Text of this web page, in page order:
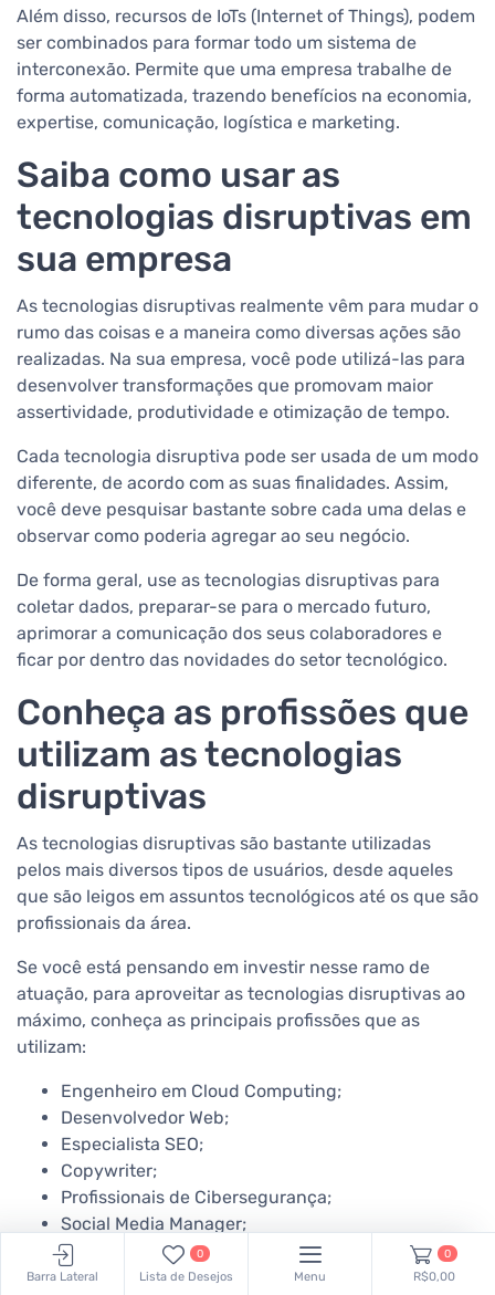
Além disso, recursos de IoTs (Internet of Things), podem
ser combinados para formar todo um sistema de
interconexão. Permite que uma empresa trabalhe de
forma automatizada, trazendo benefícios na economia,
expertise, comunicação, logística e marketing.
Saiba como usar as
tecnologias disruptivas em
sua empresa
As tecnologias disruptivas realmente vêm para mudar o
rumo das coisas e a maneira como diversas ações são
realizadas. Na sua empresa, você pode utilizá-las para
desenvolver transformações que promovam maior
assertividade, produtividade e otimização de tempo.
Cada tecnologia disruptiva pode ser usada de um modo
diferente, de acordo com as suas finalidades. Assim,
você deve pesquisar bastante sobre cada uma delas e
observar como poderia agregar ao seu negócio.
De forma geral, use as tecnologias disruptivas para
coletar dados, preparar-se para o mercado futuro,
aprimorar a comunicação dos seus colaboradores e
ficar por dentro das novidades do setor tecnológico.
Conheça as profissões que
utilizam as tecnologias
disruptivas
As tecnologias disruptivas são bastante utilizadas
pelos mais diversos tipos de usuários, desde aqueles
que são leigos em assuntos tecnológicos até os que são
profissionais da área.
Se você está pensando em investir nesse ramo de
atuação, para aproveitar as tecnologias disruptivas ao
máximo, conheça as principais profissões que as
utilizam:
Engenheiro em Cloud Computing;
Desenvolvedor Web;
Especialista SEO;
Copywriter;
Profissionais de Cibersegurança;
Social Media Manager;
Analista de Business Intelligence;
Engenheiro de Inteligência Artificial.
Barra Lateral
0
Lista de Desejos Menu
0
R$0,00